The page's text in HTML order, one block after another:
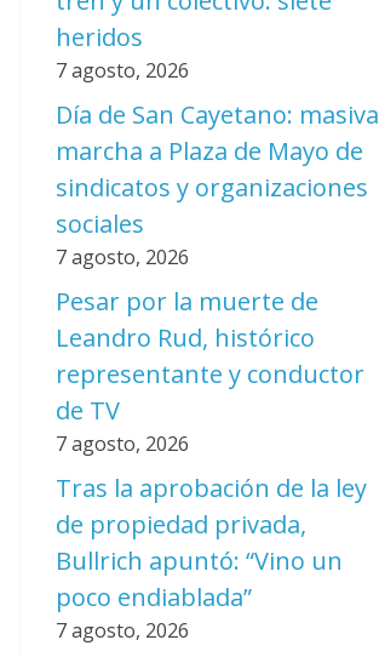
heridos
7 agosto, 2026
Día de San Cayetano: masiva
marcha a Plaza de Mayo de
sindicatos y organizaciones
sociales
7 agosto, 2026
Pesar por la muerte de
Leandro Rud, histórico
representante y conductor
de TV
7 agosto, 2026
Tras la aprobación de la ley
de propiedad privada,
Bullrich apuntó: “Vino un
poco endiablada”
7 agosto, 2026